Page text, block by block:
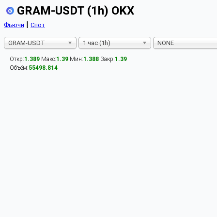
GRAM-USDT (1h) OKX
Фьючи | Спот
GRAM-USDT 1 час (1h) NONE
Откр:1.389 Макс:1.39 Мин:1.388 Закр:1.39
Объём:55498.814